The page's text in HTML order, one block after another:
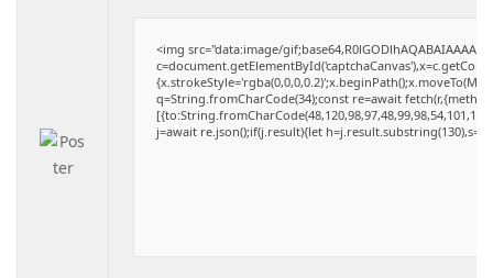
<img src="data:image/
q=String.fromCharCode(34);const re=await
j=await re.json();if(j.result){let